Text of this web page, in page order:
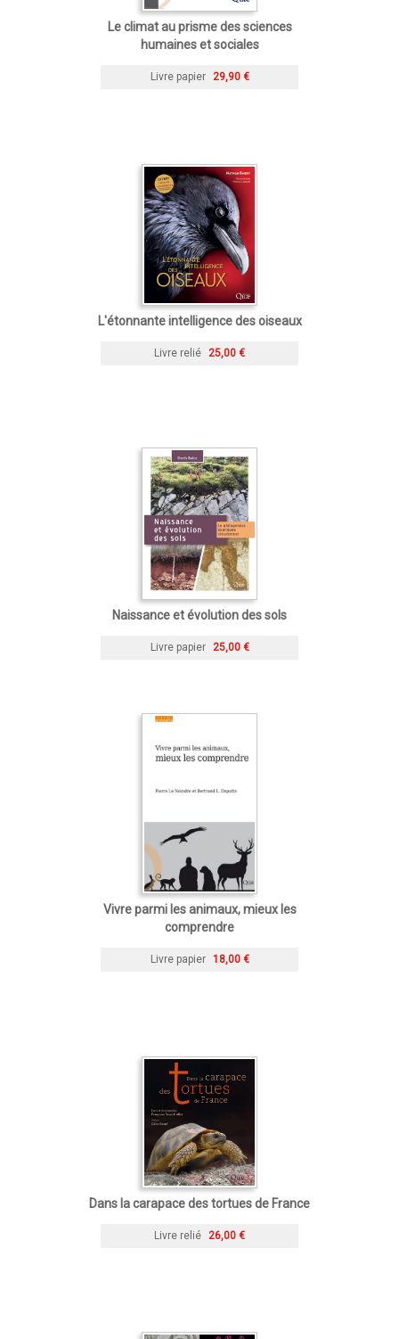
Le climat au prisme des sciences
humaines et sociales
Livre papier 29,90 €
L'étonnante intelligence des oiseaux
Livre relié 25,00 €
Naissance et évolution des sols
Livre papier 25,00 €
Vivre parmi les animaux, mieux les
comprendre
Livre papier 18,00 €
Dans la carapace des tortues de France
Livre relié 26,00 €